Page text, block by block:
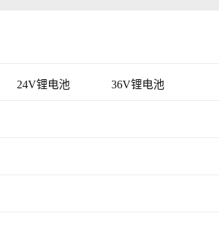
24V锂电池 36V锂电池